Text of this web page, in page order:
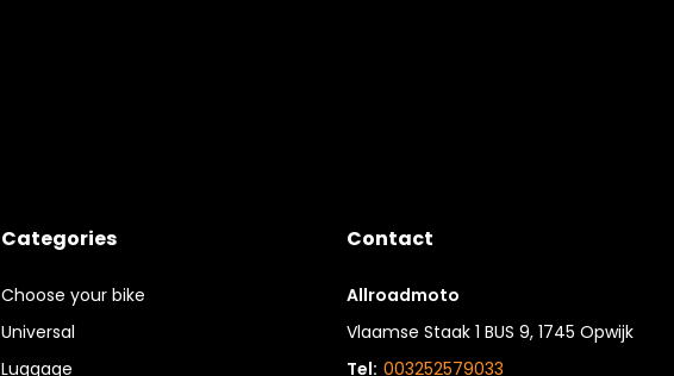
Categories
Choose your bike
Universal
Luggage
Contact
Allroadmoto
Vlaamse Staak 1 BUS 9, 1745 Opwijk
Tel: 003252579033